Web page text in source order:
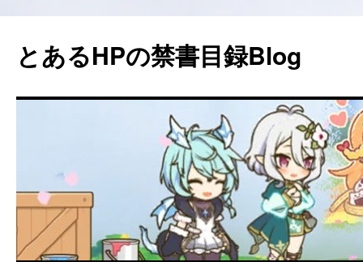
テ
ン
へ
とあるHPの禁書目録Blog